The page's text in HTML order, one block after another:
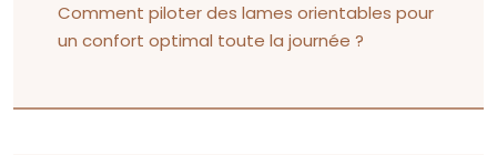
Comment piloter des lames orientables pour
un confort optimal toute la journée ?